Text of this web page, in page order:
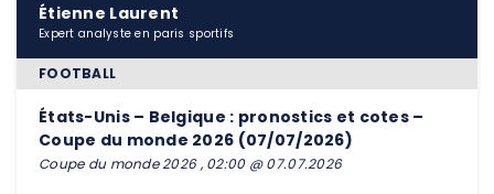
Étienne Laurent
Expert analyste en paris sportifs
FOOTBALL
États-Unis – Belgique : pronostics et cotes –
Coupe du monde 2026 (07/07/2026)
Coupe du monde 2026 , 02:00 @ 07.07.2026